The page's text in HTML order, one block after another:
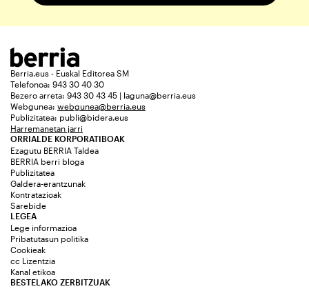
Berria.eus - Euskal Editorea SM
Telefonoa: 943 30 40 30
Bezero arreta: 943 30 43 45 | laguna@berria.eus
Webgunea: webgunea@berria.eus
Publizitatea: publi@bidera.eus
Harremanetan jarri
ORRIALDE KORPORATIBOAK
Ezagutu BERRIA Taldea
BERRIA berri bloga
Publizitatea
Galdera-erantzunak
Kontratazioak
Sarebide
LEGEA
Lege informazioa
Pribatutasun politika
Cookieak
cc Lizentzia
Kanal etikoa
BESTELAKO ZERBITZUAK